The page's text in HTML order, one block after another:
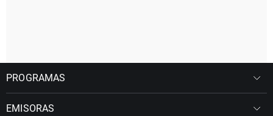
PROGRAMAS
EMISORAS